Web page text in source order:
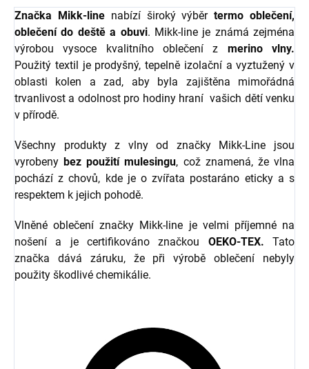
Značka Mikk-linenabízí široký výběrtermo oblečení,
oblečení do deště a obuvi. Mikk-line je známá zejména
výrobou vysoce kvalitního oblečení z merino vlny.
Použitý textil je prodyšný, tepelně izolační a vyztužený v
oblasti kolen a zad, aby byla zajištěna mimořádná
trvanlivost a odolnost pro hodiny hraní vašich dětí venku
v přírodě.
Všechny produkty z vlny od značky Mikk-Line jsou
vyrobenybez použití mulesingu, což znamená, že vlna
pochází z chovů, kde je o zvířata postaráno eticky a s
respektem k jejich pohodě.
Vlněné oblečení značky Mikk-line je velmi příjemné na
nošení a je certifikováno značkou OEKO-TEX. Tato
značka dává záruku, že při výrobě oblečení nebyly
použity škodlivé chemikálie.